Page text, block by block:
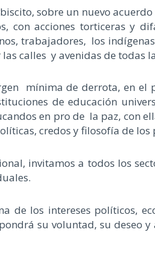
sobre un nuevo acuerdo
con acciones torticeras y
trabajadores, los
calles y avenidas de todas
mínima de derrota, en el
de educación
en pro de la paz, con
credos y filosofía de los
invitamos a todos los
de los intereses políticos,
su voluntad, su deseo y